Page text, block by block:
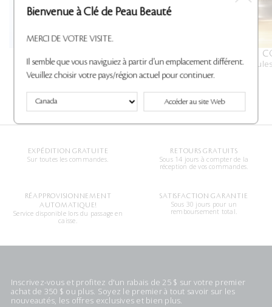
Une routine en trois étapes pour révéler tout le
potentiel de la peau grâce à l'hydratation et à la
protection.
Magasiner
Des
EXPÉDITION GRATUITE
Sur toutes les commandes.
RETOURS GRATUITS
Sous 14 jours à compter de la
réception de vos commandes.
RÉAPPROVISIONNEMENT
AUTOMATIQUE!
Service disponible lors du passage en
caisse.
SATISFACTION GARANTIE
Sous 30 jours pour un
remboursement total.
Inscrivez-vous et profitez d'un rabais de 25 $ sur votre premier
achat de 350 $ ou plus. Soyez le premier à tout savoir sur les
nouveautés, les offres exclusives et bien plus.
Bienvenue à Clé de Peau Beauté
MERCI DE VOTRE VISITE.
Il semble que vous naviguiez à partir d'un emplacement différent.
Veuillez choisir votre pays/région actuel pour continuer.
Accéder au site Web